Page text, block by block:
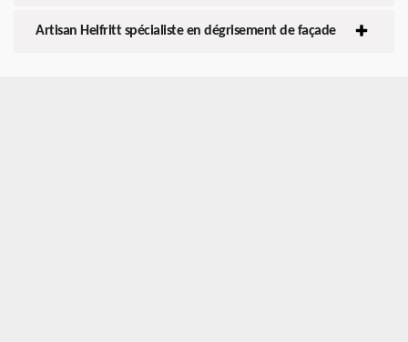
Artisan Helfritt spécialiste en dégrisement de façade